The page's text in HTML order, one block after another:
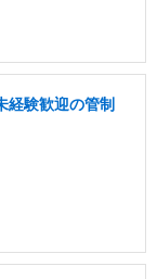
経験歓迎の管制